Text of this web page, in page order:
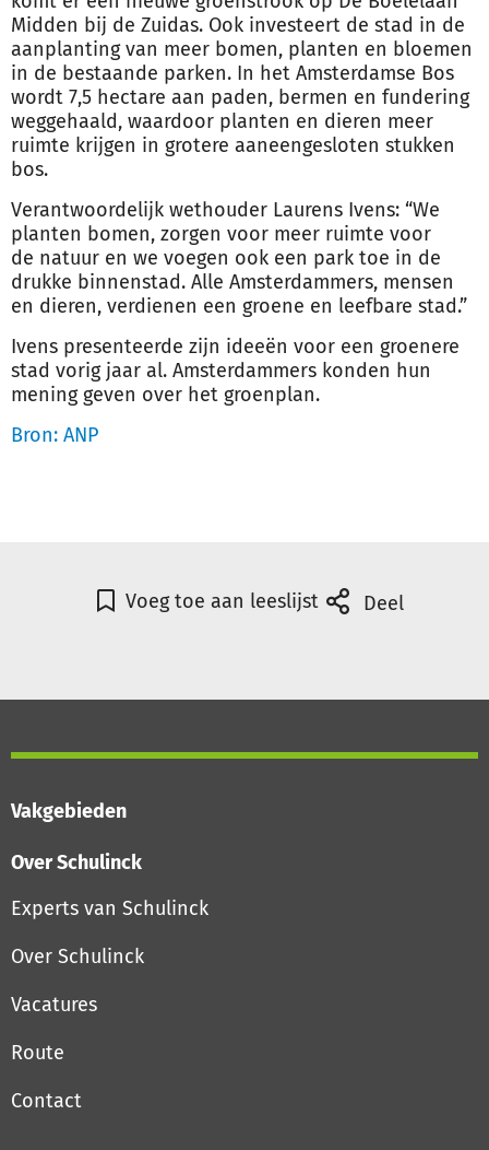
Midden bij de Zuidas. Ook investeert de stad in de
aanplanting van meer bomen, planten en bloemen
in de bestaande parken. In het Amsterdamse Bos
wordt 7,5 hectare aan paden, bermen en fundering
weggehaald, waardoor planten en dieren meer
ruimte krijgen in grotere aaneengesloten stukken
bos.
Verantwoordelijk wethouder Laurens Ivens: “We
planten bomen, zorgen voor meer ruimte voor
de natuur en we voegen ook een park toe in de
drukke binnenstad. Alle Amsterdammers, mensen
en dieren, verdienen een groene en leefbare stad.”
Ivens presenteerde zijn ideeën voor een groenere
stad vorig jaar al. Amsterdammers konden hun
mening geven over het groenplan.
Bron: ANP
Voeg toe aan leeslijst Deel
Vakgebieden
Over Schulinck
Experts van Schulinck
Over Schulinck
Vacatures
Route
Contact